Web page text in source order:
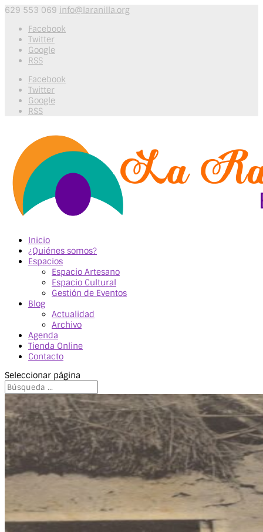
629 553 069 info@laranilla.org
Facebook
Twitter
Google
RSS
Facebook
Twitter
Google
RSS
Inicio
¿Quiénes somos?
Espacios
Espacio Artesano
Espacio Cultural
Gestión de Eventos
Blog
Actualidad
Archivo
Agenda
Tienda Online
Contacto
Seleccionar página